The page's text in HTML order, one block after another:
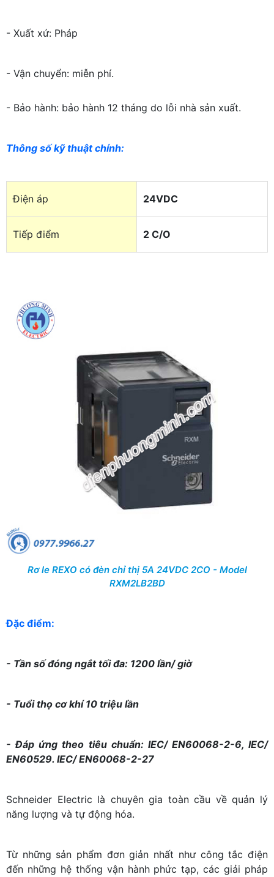
- Xuất xứ: Pháp
- Vận chuyển: miễn phí.
- Bảo hành: bảo hành 12 tháng do lỗi nhà sản xuất.
Thông số kỹ thuật chính:
Điện áp 24VDC
Tiếp điểm 2 C/O
Rơ le REXO có đèn chỉ thị 5A 24VDC 2CO - Model
RXM2LB2BD
Đặc điểm:
- Tần số đóng ngắt tối đa: 1200 lần/ giờ
- Tuổi thọ cơ khí 10 triệu lần
- Đáp ứng theo tiêu chuẩn: IEC/ EN60068-2-6, IEC/
EN60529. IEC/ EN60068-2-27
Schneider Electric là chuyên gia toàn cầu về quản lý
năng lượng và tự động hóa.
Từ những sản phẩm đơn giản nhất như công tắc điện
đến những hệ thống vận hành phức tạp, các giải pháp